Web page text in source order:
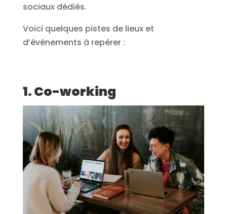
sociaux dédiés.
Voici quelques pistes de lieux et
d’événements à repérer :
1. Co-working